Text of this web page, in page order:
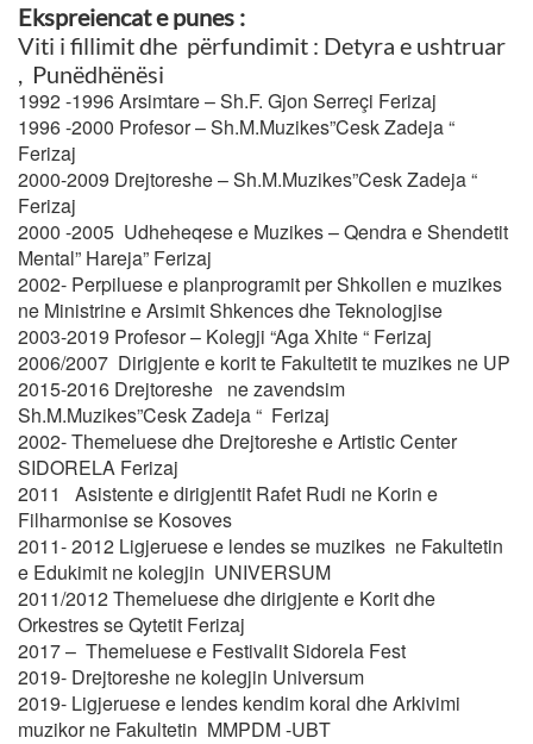
Ekspreiencat e punes :
Viti i fillimit dhe përfundimit : Detyra e ushtruar
, Punëdhënësi
1992 -1996 Arsimtare – Sh.F. Gjon Serreçi Ferizaj
1996 -2000 Profesor – Sh.M.Muzikes”Cesk Zadeja “
Ferizaj
2000-2009 Drejtoreshe – Sh.M.Muzikes”Cesk Zadeja “
Ferizaj
2000 -2005 Udheheqese e Muzikes – Qendra e Shendetit
Mental” Hareja” Ferizaj
2002- Perpiluese e planprogramit per Shkollen e muzikes
ne Ministrine e Arsimit Shkences dhe Teknologjise
2003-2019 Profesor – Kolegji “Aga Xhite “ Ferizaj
2006/2007 Dirigjente e korit te Fakultetit te muzikes ne UP
2015-2016 Drejtoreshe ne zavendsim
Sh.M.Muzikes”Cesk Zadeja “ Ferizaj
2002- Themeluese dhe Drejtoreshe e Artistic Center
SIDORELA Ferizaj
2011 Asistente e dirigjentit Rafet Rudi ne Korin e
Filharmonise se Kosoves
2011- 2012 Ligjeruese e lendes se muzikes ne Fakultetin
e Edukimit ne kolegjin UNIVERSUM
2011/2012 Themeluese dhe dirigjente e Korit dhe
Orkestres se Qytetit Ferizaj
2017 – Themeluese e Festivalit Sidorela Fest
2019- Drejtoreshe ne kolegjin Universum
2019- Ligjeruese e lendes kendim koral dhe Arkivimi
muzikor ne Fakultetin MMPDM -UBT